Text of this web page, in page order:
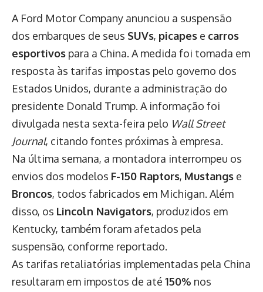
A Ford Motor Company anunciou a suspensão
dos embarques de seus SUVs, picapes e carros
esportivos para a China. A medida foi tomada em
resposta às tarifas impostas pelo governo dos
Estados Unidos, durante a administração do
presidente Donald Trump. A informação foi
divulgada nesta sexta-feira pelo Wall Street
Journal, citando fontes próximas à empresa.
Na última semana, a montadora interrompeu os
envios dos modelos F-150 Raptors, Mustangs e
Broncos, todos fabricados em Michigan. Além
disso, os Lincoln Navigators, produzidos em
Kentucky, também foram afetados pela
suspensão, conforme reportado.
As tarifas retaliatórias implementadas pela China
resultaram em impostos de até 150% nos